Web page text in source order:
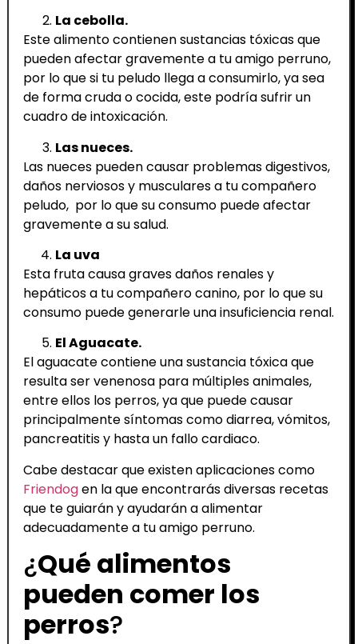
La cebolla.
Este alimento contienen sustancias tóxicas que
pueden afectar gravemente a tu amigo perruno,
por lo que si tu peludo llega a consumirlo, ya sea
de forma cruda o cocida, este podría sufrir un
cuadro de intoxicación.
Las nueces.
Las nueces pueden causar problemas digestivos,
daños nerviosos y musculares a tu compañero
peludo, por lo que su consumo puede afectar
gravemente a su salud.
La uva
Esta fruta causa graves daños renales y
hepáticos a tu compañero canino, por lo que su
consumo puede generarle una insuficiencia renal.
El Aguacate.
El aguacate contiene una sustancia tóxica que
resulta ser venenosa para múltiples animales,
entre ellos los perros, ya que puede causar
principalmente síntomas como diarrea, vómitos,
pancreatitis y hasta un fallo cardiaco.
Cabe destacar que existen aplicaciones como
Friendogen la que encontrarás diversas recetas
que te guiarán y ayudarán a alimentar
adecuadamente a tu amigo perruno.
¿Qué alimentos
pueden comer los
perros?